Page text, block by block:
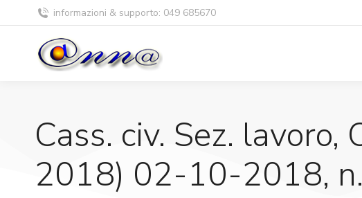
informazioni & supporto: 049 685670
Cass. civ. Sez.
2018) 02-10-2018,